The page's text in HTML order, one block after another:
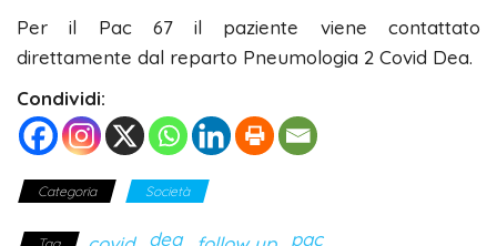
Per il Pac 67 il paziente viene contattato
direttamente dal reparto Pneumologia 2 Covid Dea.
Condividi:
Categoria Società
dea pac